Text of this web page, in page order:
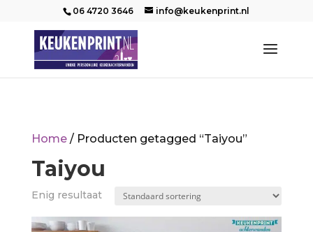
06 4720 3646 info@keukenprint.nl
Home/ Producten getagged “Taiyou”
Taiyou
Enig resultaat